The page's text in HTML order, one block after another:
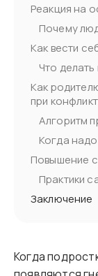
Реакция на
Почему
Как вести
Что
Как
при
Алгоритм
Когда
Повышение
Практики
Заключение
Когда